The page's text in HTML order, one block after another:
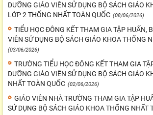
DƯỠNG GIÁO VIÊN SỬ DỤNG BỘ SÁCH GIÁO
LỚP 2 THỐNG NHẤT TOÀN QUỐC (08/06/2026)
TIỂU HỌC ĐÔNG KẾT THAM GIA TẬP HUẤN,
VIÊN SỬ DỤNG BỘ SÁCH GIÁO KHOA THỐNG
(03/06/2026)
TRƯỜNG TIỂU HỌC ĐÔNG KẾT THAM GIA
DƯỠNG GIÁO VIÊN SỬ DỤNG BỘ SÁCH GIÁO
NHẤT TOÀN QUỐC (02/06/2026)
GIÁO VIÊN NHÀ TRƯỜNG THAM GIA TẬP
SỬ DỤNG BỘ SÁCH GIÁO KHOA THỐNG NHẤT